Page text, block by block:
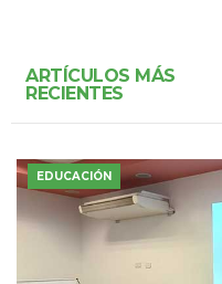
ARTÍCULOS MÁS
RECIENTES
EDUCACIÓN